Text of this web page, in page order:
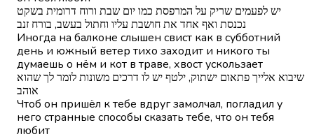
יש לפעמים שריק על המרפסת כמו יום שבת ורוח דרומית בשקט
נכנסת ואף אחד את חושבת עליו וחתול בעשב, בורח זנב
Иногда на балконе слышен свист как в субботний
день и южный ветер тихо заходит и никого ты
думаешь о нём и кот в траве, хвост ускользает
שיבוא אלייך פתאום ישתוק, ילטף יש לו דרכים משונות לומר לך שהוא
אוהב
Чтоб он пришёл к тебе вдруг замолчал, погладил у
него странные способы сказать тебе, что он тебя
любит